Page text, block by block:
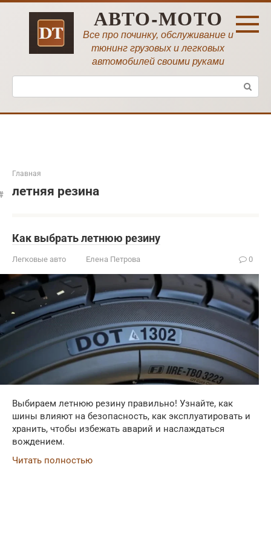
Перейти
АВТО-МОТО
Все про починку, обслуживание и
тюнинг грузовых и легковых
автомобилей своими руками
Поиск:
Главная
летняя резина
Как выбрать летнюю резину
Легковые авто Елена Петрова 0
Выбираем летнюю резину правильно! Узнайте, как
шины влияют на безопасность, как эксплуатировать и
хранить, чтобы избежать аварий и наслаждаться
вождением.
Читать полностью